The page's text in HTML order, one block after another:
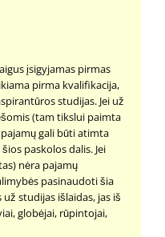
įsigyjamas pirmas
pirma kvalifikacija,
studijas. Jei už
(tam tikslui paimta
gali būti atimta
paskolos dalis. Jei
nėra pajamų
pasinaudoti šia
studijas išlaidas, jas iš
globėjai, rūpintojai,